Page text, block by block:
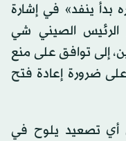
بدأ ينفد» في إشارة
الرئيس الصيني شي
إلى توافق على منع
ضرورة إعادة فتح
أي تصعيد يلوح في